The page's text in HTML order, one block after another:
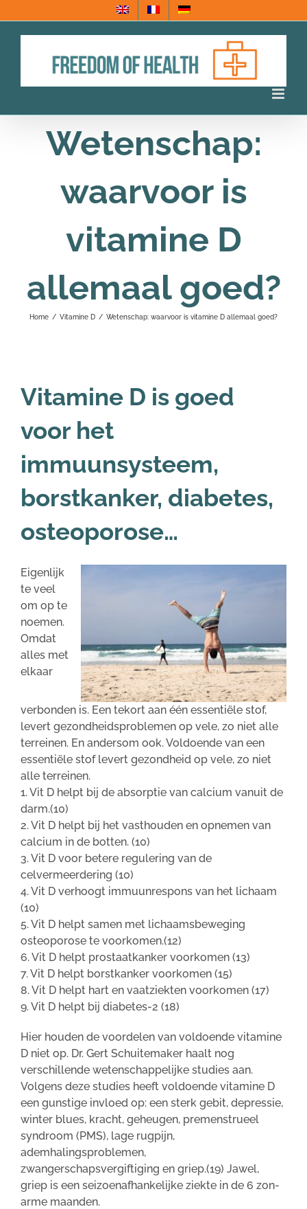
naar
Wetenschap:
waarvoor is
vitamine D
allemaal goed?
Home / Vitamine D / Wetenschap: waarvoor is vitamine D allemaal goed?
Vitamine D is goed
voor het
immuunsysteem,
borstkanker, diabetes,
osteoporose…
Eigenlijk
te veel
om op te
noemen.
Omdat
alles met
elkaar
verbonden is. Een tekort aan één essentiële stof,
levert gezondheidsproblemen op vele, zo niet alle
terreinen. En andersom ook. Voldoende van een
essentiële stof levert gezondheid op vele, zo niet
alle terreinen.
1. Vit D helpt bij de absorptie van calcium vanuit de
darm.(10)
2. Vit D helpt bij het vasthouden en opnemen van
calcium in de botten. (10)
3. Vit D voor betere regulering van de
celvermeerdering (10)
4. Vit D verhoogt immuunrespons van het lichaam
(10)
5. Vit D helpt samen met lichaamsbeweging
osteoporose te voorkomen.(12)
6. Vit D helpt prostaatkanker voorkomen (13)
7. Vit D helpt borstkanker voorkomen (15)
8. Vit D helpt hart en vaatziekten voorkomen (17)
9. Vit D helpt bij diabetes-2 (18)
Hier houden de voordelen van voldoende vitamine
D niet op. Dr. Gert Schuitemaker haalt nog
verschillende wetenschappelijke studies aan.
Volgens deze studies heeft voldoende vitamine D
een gunstige invloed op: een sterk gebit, depressie,
winter blues, kracht, geheugen, premenstrueel
syndroom (PMS), lage rugpijn,
ademhalingsproblemen,
zwangerschapsvergiftiging en griep.(19) Jawel,
griep is een seizoenafhankelijke ziekte in de 6 zon-
arme maanden.